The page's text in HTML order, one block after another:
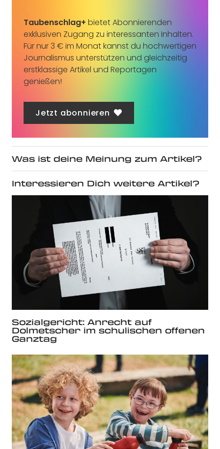
Taubenschlag+ bietet Abonnierenden
exklusiven Zugang zu interessanten Inhalten.
Für nur 3 € im Monat kannst du hochwertigen
Journalismus unterstützen und gleichzeitig
erstklassige Artikel und Reportagen
genießen!
Jetzt abonnieren
Was ist deine Meinung zum Artikel?
Interessieren Dich weitere Artikel?
Sozialgericht: Anrecht auf
Dolmetscher im schulischen offenen
Ganztag